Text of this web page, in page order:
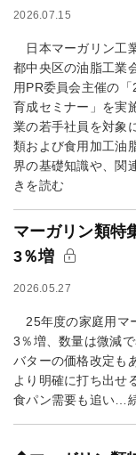
2026.07.15
日本マーガリン工
都中央区の油脂工業
用PR委員会主催の
育成セミナー」を実
業の若手社員を対象
類および食用加工油
界の基礎知識や、関
きを読む
マーガリン類特
3％増
2026.05.27
25年度の家庭用マ
3％増、数量は微減
バターの価格改定も
より明確に打ち出せ
食パン需要も追い…